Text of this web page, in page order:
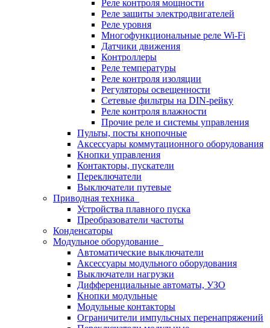
Реле контроля мощности
Реле защиты электродвигателей
Реле уровня
Многофункциональные реле Wi-Fi
Датчики движения
Контроллеры
Реле температуры
Реле контроля изоляции
Регуляторы освещенности
Сетевые фильтры на DIN-рейку
Реле контроля влажности
Прочие реле и системы управления
Пульты, посты кнопочные
Аксессуары коммутационного оборудования
Кнопки управления
Контакторы, пускатели
Переключатели
Выключатели путевые
Приводная техника
Устройства плавного пуска
Преобразователи частоты
Конденсаторы
Модульное оборудование
Автоматические выключатели
Аксессуары модульного оборудования
Выключатели нагрузки
Дифференциальные автоматы, УЗО
Кнопки модульные
Модульные контакторы
Ограничители импульсных перенапряжений